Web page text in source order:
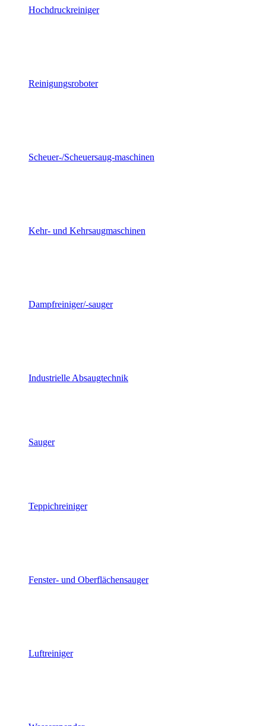
Hochdruckreiniger
Reinigungsroboter
Scheuer-/Scheuersaug-maschinen
Kehr- und Kehrsaugmaschinen
Dampfreiniger/-sauger
Industrielle Absaugtechnik
Sauger
Teppichreiniger
Fenster- und Oberflächensauger
Luftreiniger